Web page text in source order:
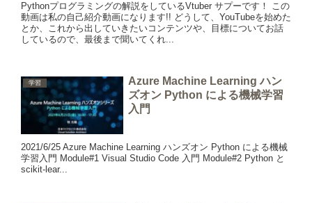
Pythonプログラミングの解説をしているVtuber サプーです！ この
動画は私の自己紹介動画になります!! どうして、YouTubeを始めた
とか、これから出していきたいコンテンツや、目標についてお話
しているので、最後まで聞いてくれ...
学習
Azure Machine Learning ハン
ズオン Python による機械学習
入門
2021/6/25 Azure Machine Learning ハンズオン Python による機械
学習入門 Module#1 Visual Studio Code 入門 Module#2 Python と
scikit-lear...